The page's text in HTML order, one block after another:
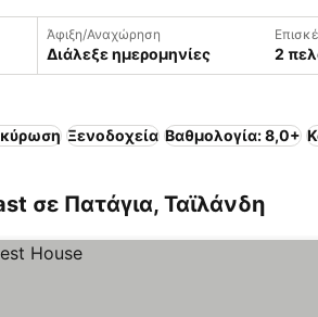
Άφιξη/Αναχώρηση
Διάλεξε ημερομηνίες 2
Ξενοδοχεία Βαθμολογία: 8,0+
σε Πατάγια, Ταϊλάνδη